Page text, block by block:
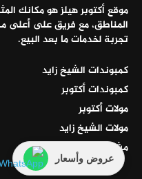
عروض وأسعار
موقع أكتوبر هيلز هو مكانك
المناطق، مع فريق على أعلى
تجربة لخدمات ما بعد البيع.
كمبوندات الشيخ زايد
كمبوندات أكتوبر
مولات أكتوبر
مولات الشيخ زايد
مشاريع الساحل الشمالي